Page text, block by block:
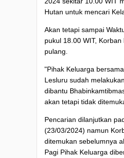
Hutan untuk mencari
Akan tetapi sampai
pukul 18.00 WIT, Korban
pulang.
"Pihak Keluarga
Lesluru sudah
dibantu
akan tetapi tidak
Pencarian dilanjutkan
(23/03/2024) namun
ditemukan sebelumnya
Pagi Pihak Keluarga